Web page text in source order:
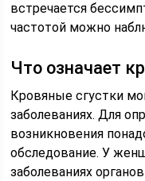
встречается
частотой можно
Что означает
Кровяные сгустки
заболеваниях. Для
возникновения
обследование. У
заболеваниях